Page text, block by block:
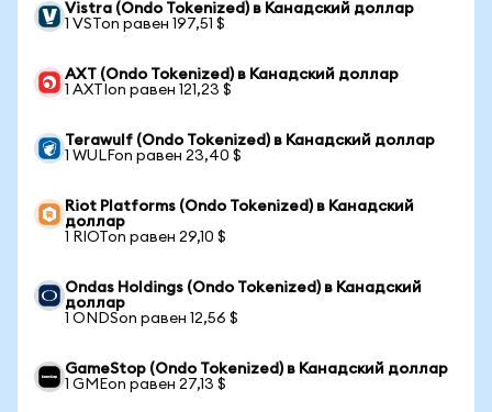
Vistra (Ondo Tokenized) в Канадский доллар
1 VSTon равен 197,51 $
AXT (Ondo Tokenized) в Канадский доллар
1 AXTIon равен 121,23 $
Terawulf (Ondo Tokenized) в Канадский доллар
1 WULFon равен 23,40 $
Riot Platforms (Ondo Tokenized) в Канадский
доллар
1 RIOTon равен 29,10 $
Ondas Holdings (Ondo Tokenized) в Канадский
доллар
1 ONDSon равен 12,56 $
GameStop (Ondo Tokenized) в Канадский доллар
1 GMEon равен 27,13 $